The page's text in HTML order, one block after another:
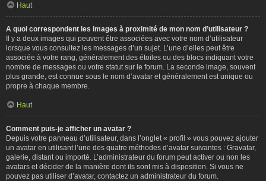
Haut
A quoi correspondent les images à proximité de mon nom d’utilisateur ?
Il y a deux images qui peuvent être associées avec votre nom d’utilisateur
lorsque vous consultez les messages d’un sujet. L’une d’elles peut être
associée à votre rang, généralement des étoiles ou des blocs indiquant votre
nombre de messages ou votre statut sur le forum. La seconde image, souvent
plus grande, est connue sous le nom d’avatar et généralement est unique ou
propre à chaque membre.
Haut
Comment puis-je afficher un avatar ?
Depuis votre panneau d’utilisateur, dans l’onglet « profil » vous pouvez ajouter
un avatar en utilisant l’une des quatre méthodes d’avatar suivantes : Gravatar,
galerie, distant ou importé. L’administrateur du forum peut activer ou non les
avatars et décider de la manière dont ils sont mis à disposition. Si vous ne
pouvez pas utiliser d’avatar, contactez un administrateur du forum.